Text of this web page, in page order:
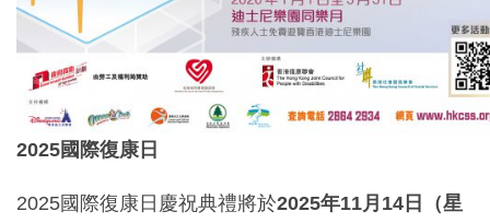
2025國際復康日
2025國際復康日慶祝典禮將於2025年11月 14 日（星